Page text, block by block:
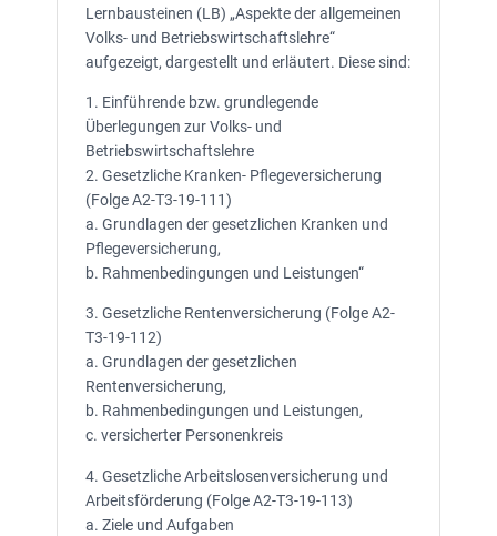
Lernbausteinen (LB) „Aspekte der allgemeinen
Volks- und Betriebswirtschaftslehre“
aufgezeigt, dargestellt und erläutert. Diese sind:
1. Einführende bzw. grundlegende
Überlegungen zur Volks- und
Betriebswirtschaftslehre
2. Gesetzliche Kranken- Pflegeversicherung
(Folge A2-T3-19-111)
a. Grundlagen der gesetzlichen Kranken und
Pflegeversicherung,
b. Rahmenbedingungen und Leistungen“
3. Gesetzliche Rentenversicherung (Folge A2-
T3-19-112)
a. Grundlagen der gesetzlichen
Rentenversicherung,
b. Rahmenbedingungen und Leistungen,
c. versicherter Personenkreis
4. Gesetzliche Arbeitslosenversicherung und
Arbeitsförderung (Folge A2-T3-19-113)
a. Ziele und Aufgaben